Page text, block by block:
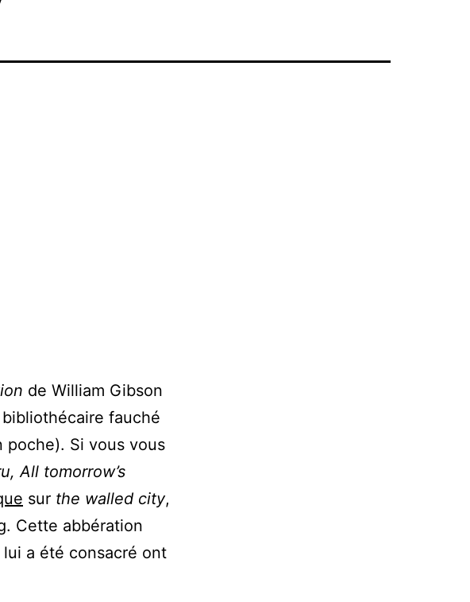
de William Gibson
fauché
poche). Si vous vous
All tomorrow’s
sur the walled city,
Cette abbération
a été consacré ont